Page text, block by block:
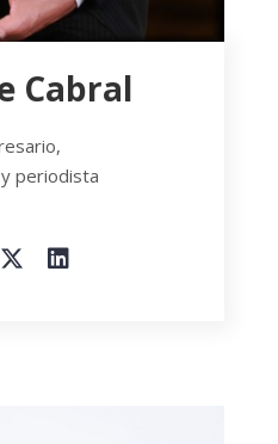
Cabral
periodista